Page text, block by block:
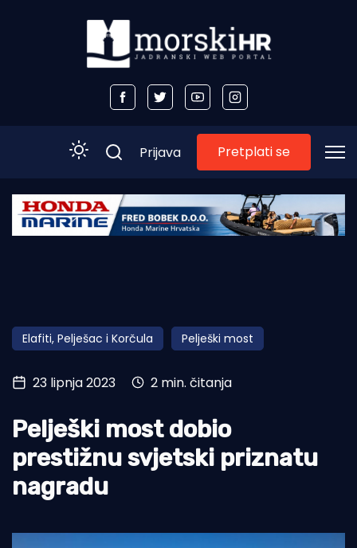
Početna
Obala
Otoci
Turizam i nautika
Pomorstvo
Ribolov
Ekologija
Prijava Pretplati se
Elafiti, Pelješac i Korčula Pelješki most
23 lipnja 2023 2 min. čitanja
Pelješki most dobio
prestižnu svjetski priznatu
nagradu